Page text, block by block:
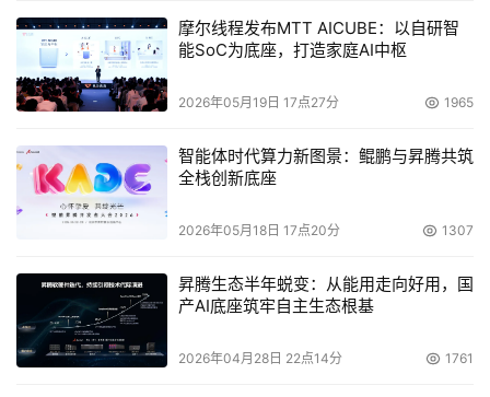
的千年虫。
写到这里，编者在最后也对这个问题有了一个新的注
解，也可能是拿中国人的思维来度天下事吧。64位这个市
场是一个大蛋糕，毕竟会先有胆大的用户进来切这个蛋糕，
而后大家纷纷进入。64位是大势所趋，这是一句废话，但
是何时以何种方式进入却有很大的学问。先进入的人会说
64位已经到来，但是真正的大规模应用，尤其是32位整体
（文中主要观点出自唐骏先生的演讲，部分内容经作
者编辑，未与其沟通，若有出入，还请原谅）
摩尔线程发布MTT AICUBE：以自研智
能SoC为底座，打造家庭AI中枢
2026年05月19日 17点27分 1965
智能体时代算力新图景：鲲鹏与昇腾共筑
全栈创新底座
2026年05月18日 17点20分 1307
昇腾生态半年蜕变：从能用走向好用，国
产AI底座筑牢自主生态根基
2026年04月28日 22点14分 1761